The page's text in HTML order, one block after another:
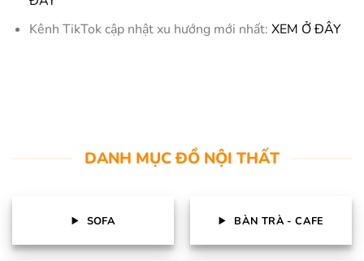
Kênh TikTok cập nhật xu hướng mới nhất: XEM Ở ĐÂY
DANH MỤC ĐỒ NỘI THẤT
SOFA BÀN TRÀ - CAFE